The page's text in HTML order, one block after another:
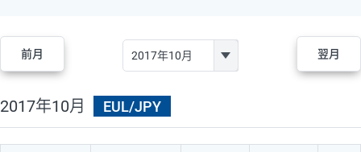
前月 翌月
2017年10月 EUL/JPY